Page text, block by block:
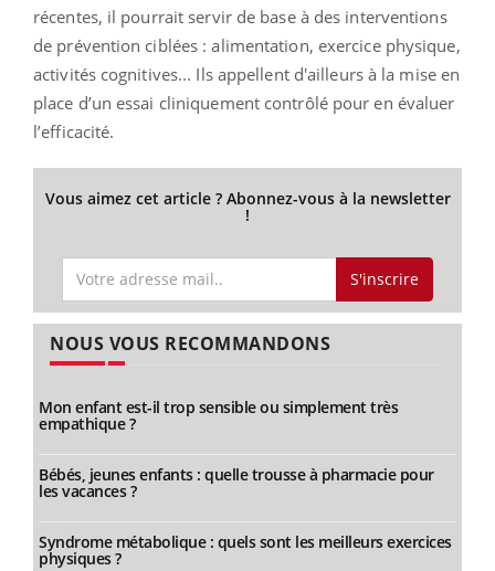
récentes, il pourrait servir de base à des interventions
de prévention ciblées : alimentation, exercice physique,
activités cognitives... Ils appellent d'ailleurs à la mise en
place d’un essai cliniquement contrôlé pour en évaluer
l’efficacité.
Vous aimez cet article ? Abonnez-vous à la newsletter
!
S'inscrire
NOUS VOUS RECOMMANDONS
Mon enfant est-il trop sensible ou simplement très
empathique ?
Bébés, jeunes enfants : quelle trousse à pharmacie pour
les vacances ?
Syndrome métabolique : quels sont les meilleurs exercices
physiques ?